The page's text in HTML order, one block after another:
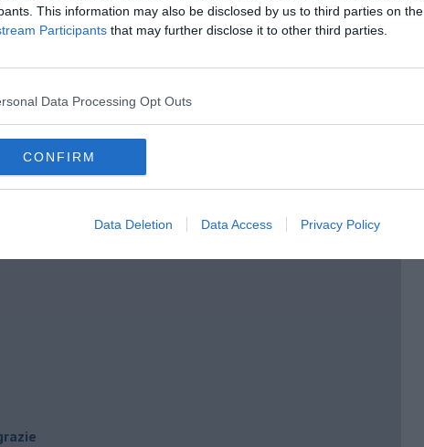
This information may also be disclosed by us to third parties on the
Participants that may further disclose it to other third parties.
Data Processing Opt Outs
CONFIRM
Data Deletion Data Access Privacy Policy
tempo
me